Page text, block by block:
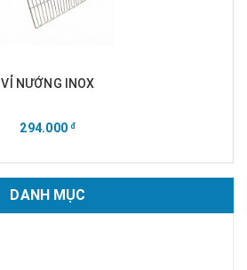
VỈ NƯỚNG INOX
294.000đ
DANH MỤC